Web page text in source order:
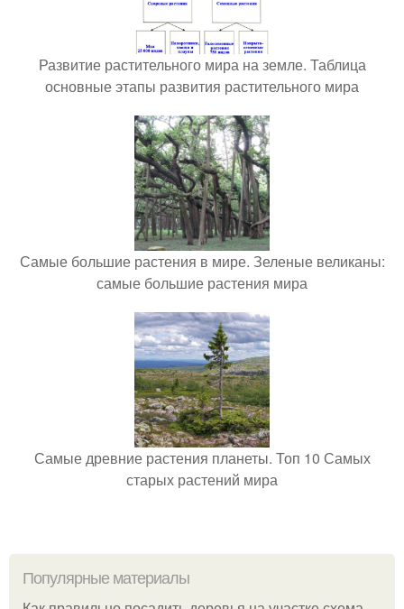
Развитие растительного мира на земле. Таблица
основные этапы развития растительного мира
Самые большие растения в мире. Зеленые великаны:
самые большие растения мира
Самые древние растения планеты. Топ 10 Самых
старых растений мира
Популярные материалы